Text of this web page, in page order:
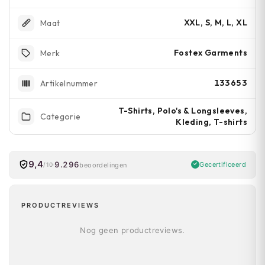
Maat XXL, S, M, L, XL
Merk Fostex Garments
Artikelnummer 133653
Categorie
T-Shirts, Polo's & Longsleeves,
Kleding, T-shirts
9,4/10 9.296beoordelingen Gecertificeerd
PRODUCTREVIEWS
Nog geen productreviews.